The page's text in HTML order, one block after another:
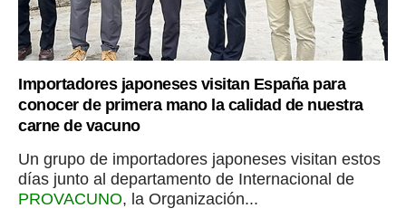
Importadores japoneses visitan España para
conocer de primera mano la calidad de nuestra
carne de vacuno
Un grupo de importadores japoneses visitan estos
días junto al departamento de Internacional de
PROVACUNO, la Organización...